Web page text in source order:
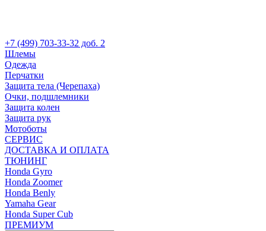
+7 (499) 703-33-32 доб. 2
Шлемы
Одежда
Перчатки
Защита тела (Черепаха)
Очки, подшлемники
Защита колен
Защита рук
Мотоботы
СЕРВИС
ДОСТАВКА И ОПЛАТА
ТЮНИНГ
Honda Gyro
Honda Zoomer
Honda Benly
Yamaha Gear
Honda Super Cub
ПРЕМИУМ